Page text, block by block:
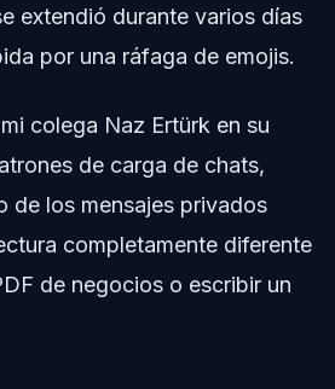
extendió durante varios días
por una ráfaga de emojis.
colega Naz Ertürk en su
de carga de chats,
de los mensajes privados
completamente diferente
de negocios o escribir un